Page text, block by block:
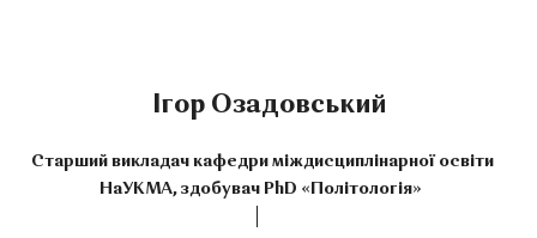
Ігор Озадовський
Старший викладач кафедри міждисциплінарної освіти
НаУКМА, здобувач PhD «Політологія»